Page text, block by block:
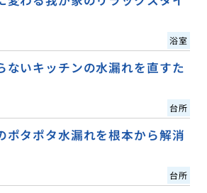
浴室
ないキッチンの水漏れを直すた
台所
ポタポタ水漏れを根本から解消
台所